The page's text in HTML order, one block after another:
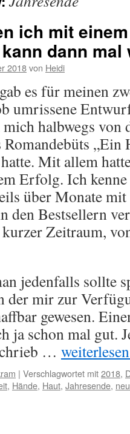
ich mit
dann mal
2018von Heidi
es für meinen
umrissene
halbwegs von
„Ein
Mit allem
Erfolg. Ich
über Monate
den Bestsellern
Zeitraum,
jedenfalls sollte
der mir zur
gewesen.
ja schon mal gut.
…
| Verschlagwortet mit2018,
, Hände, Haut, Jahresende,